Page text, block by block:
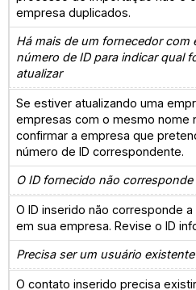
empresa duplicados.
Há mais de um fornecedor com
número de ID para indicar qual
atualizar
Se estiver atualizando uma
empresas com o mesmo nome
confirmar a empresa que
número de ID correspondente.
O ID fornecido não
O ID inserido não corresponde
em sua empresa. Revise o ID
Precisa ser um usuário existente
O contato inserido precisa